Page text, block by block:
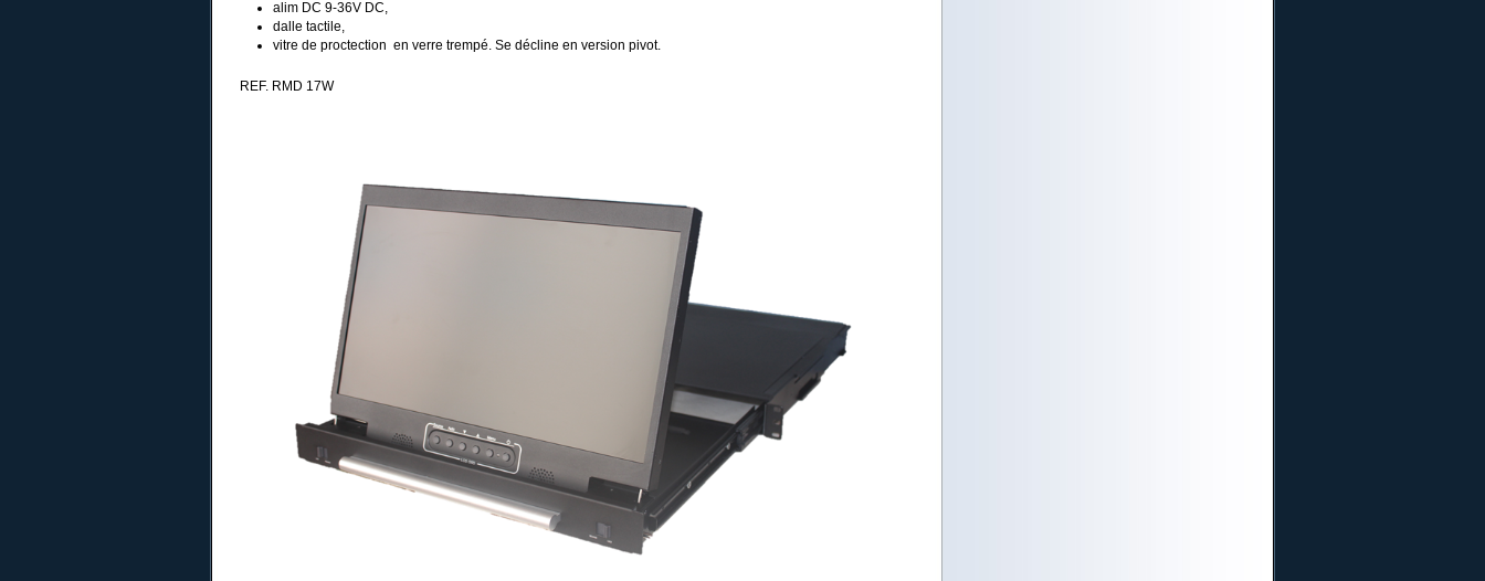
alim DC 9-36V DC,
dalle tactile,
vitre de proctection en verre trempé. Se décline en version pivot.
REF. RMD 17W